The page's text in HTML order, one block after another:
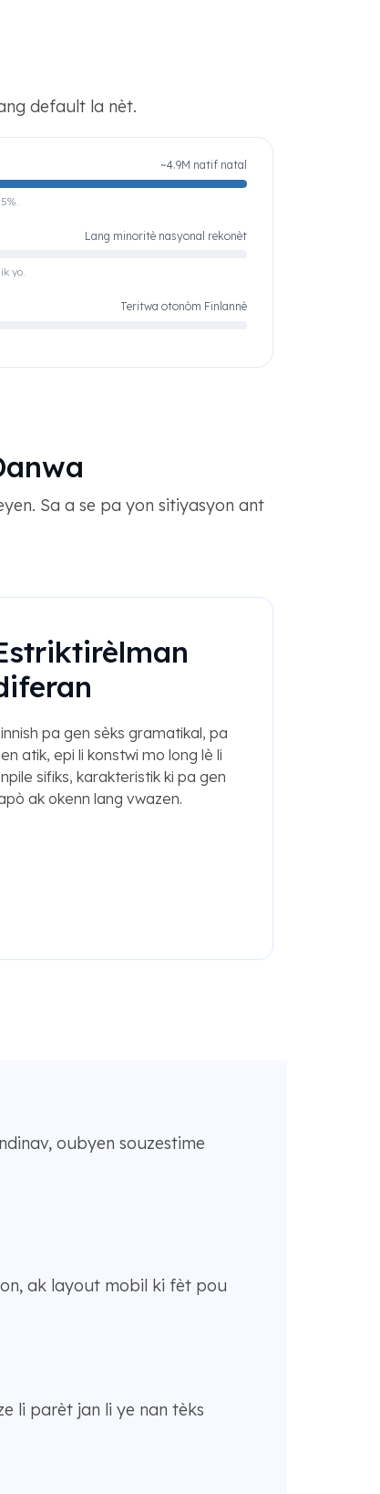
default la nèt.
~4.9M natif natal
Lang minoritè nasyonal rekonèt
yo.
Teritwa otonòm Finlannè
Sa a se pa yon sitiyasyon ant
pa gen sèks gramatikal, pa
atik, epi li konstwi mo long lè li
sifiks, karakteristik ki pa gen
ak okenn lang vwazen.
oubyen souzestime
ak layout mobil ki fèt pou
li parèt jan li ye nan tèks